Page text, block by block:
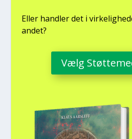
Eller hand­ler det i
andet?
Vælg